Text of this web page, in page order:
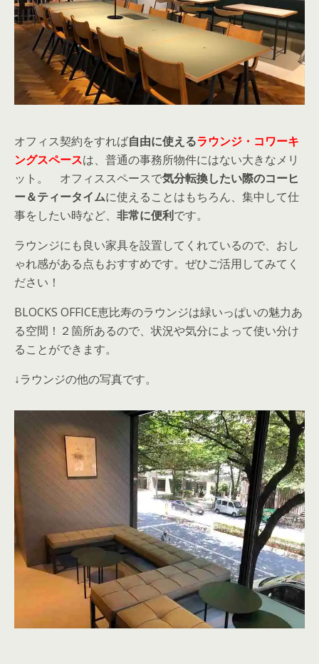
オフィス契約をすれば自由に使えるラウンジ・コワーキ
ングスペースは、普通の事務所物件にはない大きなメリ
ット。 オフィススペースで気分転換したい際のコーヒ
ー＆ティータイムに使えることはもちろん、集中して仕
事をしたい時など、 非常に便利です。
ラウンジにも良い家具を設置してくれているので、おし
ゃれ感がある点もおすすめです。ぜひご活用してみてく
ださい！
BLOCKS OFFICE恵比寿のラウンジは緑いっぱいの魅力あ
る空間！２箇所あるので、状況や気分によって使い分け
ることができます。
↓ラウンジの他の写真です。